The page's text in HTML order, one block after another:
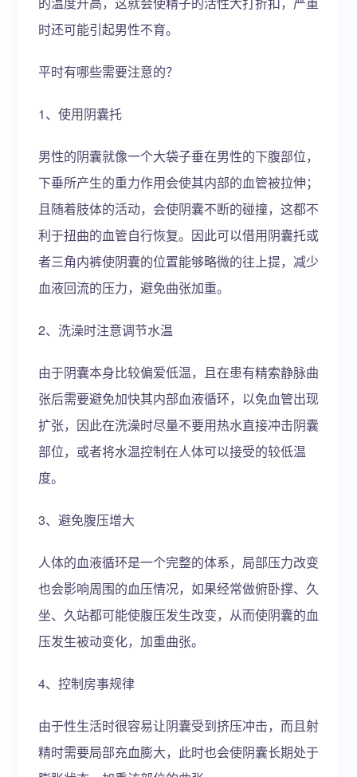
时还可能引起男性不育。
平时有哪些需要注意的？
1、使用阴囊托
男性的阴囊就像一个大袋子垂在男性的下腹部位，
下垂所产生的重力作用会使其内部的血管被拉伸；
且随着肢体的活动，会使阴囊不断的碰撞，这都不
利于扭曲的血管自行恢复。因此可以借用阴囊托或
者三角内裤使阴囊的位置能够略微的往上提，减少
血液回流的压力，避免曲张加重。
2、洗澡时注意调节水温
由于阴囊本身比较偏爱低温，且在患有精索静脉曲
张后需要避免加快其内部血液循环，以免血管出现
扩张，因此在洗澡时尽量不要用热水直接冲击阴囊
部位，或者将水温控制在人体可以接受的较低温
度。
3、避免腹压增大
人体的血液循环是一个完整的体系，局部压力改变
也会影响周围的血压情况，如果经常做俯卧撑、久
坐、久站都可能使腹压发生改变，从而使阴囊的血
压发生被动变化，加重曲张。
4、控制房事规律
由于性生活时很容易让阴囊受到挤压冲击，而且射
精时需要局部充血膨大，此时也会使阴囊长期处于